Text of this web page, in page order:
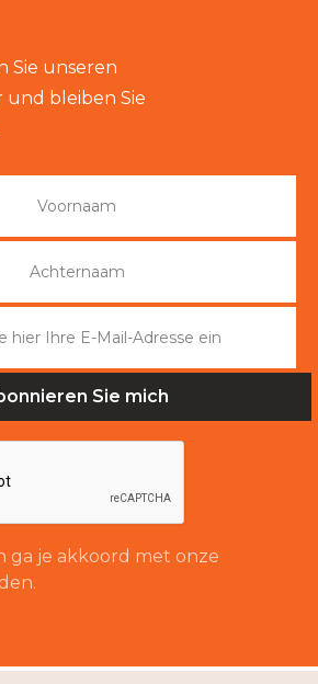
Sie unseren
und bleiben Sie
ga je akkoord met onze